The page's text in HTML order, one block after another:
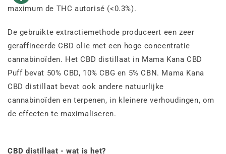
maximum de THC autorisé (<0.3%).
De gebruikte extractiemethode produceert een zeer
geraffineerde CBD olie met een hoge concentratie
cannabinoïden. Het CBD distillaat in Mama Kana CBD
Puff bevat 50% CBD, 10% CBG en 5% CBN. Mama Kana
CBD distillaat bevat ook andere natuurlijke
cannabinoïden en terpenen, in kleinere verhoudingen, om
de effecten te maximaliseren.
CBD distillaat - wat is het?